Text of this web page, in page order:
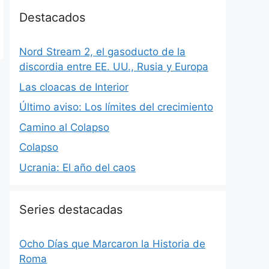
Destacados
Nord Stream 2, el gasoducto de la
discordia entre EE. UU., Rusia y Europa
Las cloacas de Interior
Último aviso: Los límites del crecimiento
Camino al Colapso
Colapso
Ucrania: El año del caos
Series destacadas
Ocho Días que Marcaron la Historia de
Roma